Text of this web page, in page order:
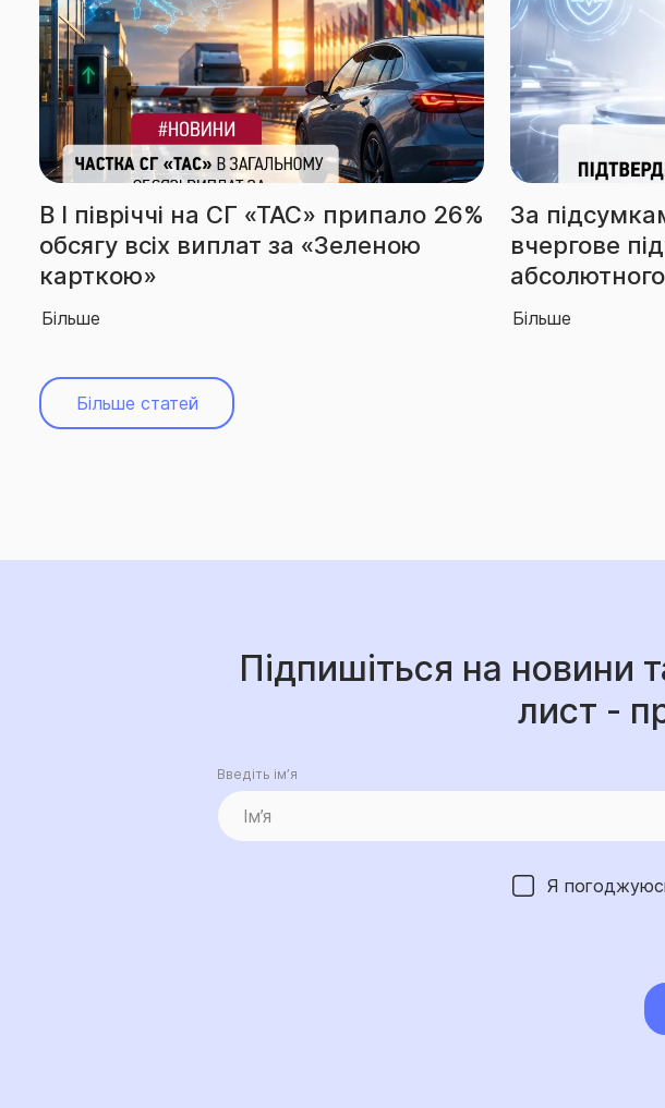
За підсумками І півріччя СГ «ТАС»
вчергове підтвердила звання
абсолютного лідера ринку
Більше
Збори СГ
Більше
Більше статей
Підпишіться на новини
лист -
Введіть ім’я
Я